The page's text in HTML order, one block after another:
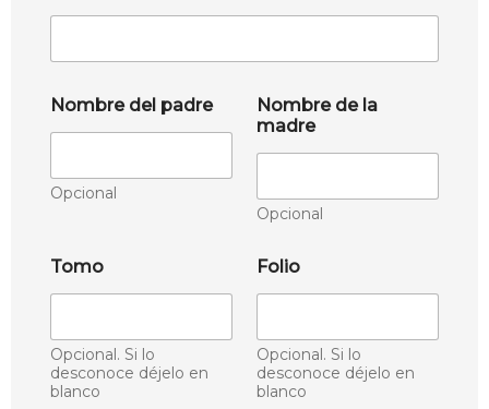
Nombre del padre
Opcional
Nombre de la
madre
Opcional
Tomo
Opcional. Si lo
desconoce déjelo en
blanco
Folio
Opcional. Si lo
desconoce déjelo en
blanco